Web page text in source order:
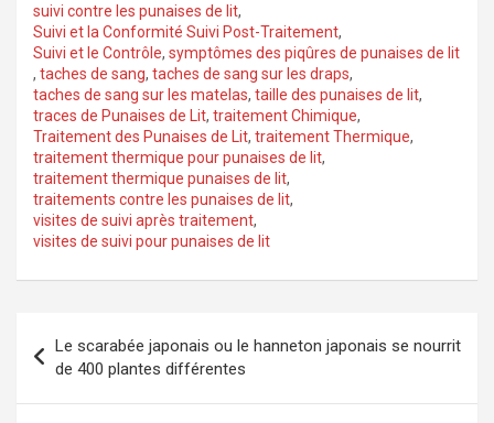
suivi contre les punaises de lit,
Suivi et la Conformité Suivi Post-Traitement,
Suivi et le Contrôle, symptômes des piqûres de punaises de lit
, taches de sang, taches de sang sur les draps,
taches de sang sur les matelas, taille des punaises de lit,
traces de Punaises de Lit, traitement Chimique,
Traitement des Punaises de Lit, traitement Thermique,
traitement thermique pour punaises de lit,
traitement thermique punaises de lit,
traitements contre les punaises de lit,
visites de suivi après traitement,
visites de suivi pour punaises de lit
de
l’article
Le scarabée japonais ou le hanneton japonais se nourrit
de 400 plantes différentes